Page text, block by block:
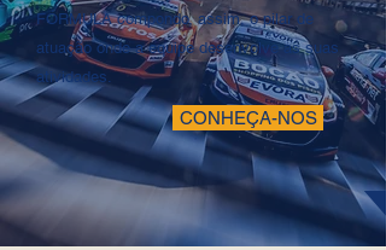
FÓRMULA compondo, assim, o pilar de
atuação onde a equipe desenvolve as suas
atividades.
CONHEÇA-NOS